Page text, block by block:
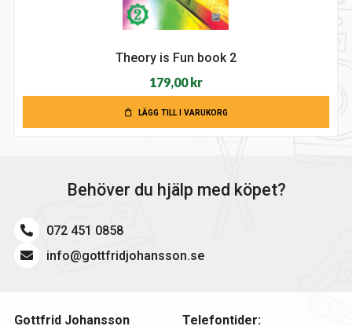
Theory is Fun book 2
179,00 kr
LÄGG TILL I VARUKORG
Behöver du hjälp med köpet?
072 451 0858
info@gottfridjohansson.se
Gottfrid Johansson Telefontider: